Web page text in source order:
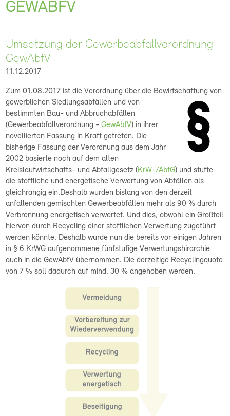
GEWABFV
Umsetzung der Gewerbeabfallverordnung
GewAbfV
11.12.2017
Zum 01.08.2017 ist die Verordnung über die Bewirtschaftung von
gewerblichen Siedlungsabfällen und von
bestimmten Bau- und Abbruchabfällen
(Gewerbeabfallverordnung -GewAbfV) in ihrer
novellierten Fassung in Kraft getreten. Die
bisherige Fassung der Verordnung aus dem Jahr
2002 basierte noch auf dem alten
Kreislaufwirtschafts- und Abfallgesetz (KrW-/AbfG) und stufte
die stoffliche und energetische Verwertung von Abfällen als
gleichrangig ein.Deshalb wurden bislang von den derzeit
anfallenden gemischten Gewerbeabfällen mehr als 90 % durch
Verbrennung energetisch verwertet. Und dies, obwohl ein Großteil
hiervon durch Recycling einer stofflichen Verwertung zugeführt
werden könnte. Deshalb wurde nun die bereits vor einigen Jahren
in § 6 KrWG aufgenommene fünfstufige Verwertungshirarchie
auch in die GewAbfV übernommen. Die derzeitige Recyclingquote
von 7 % soll dadurch auf mind. 30 % angehoben werden.